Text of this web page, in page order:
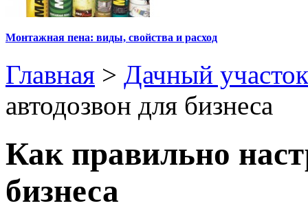
Монтажная пена: виды, свойства и расход
Главная > Дачный участок
автодозвон для бизнеса
Как правильно
бизнеса